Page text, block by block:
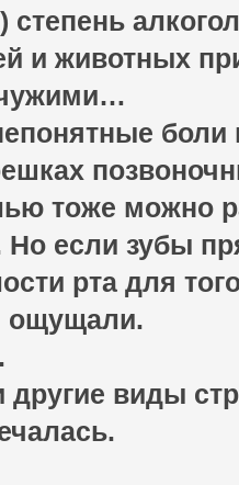
степень
и животных
чужими…
тоже можно
Но если зубы
рта для
ощущали.
другие виды